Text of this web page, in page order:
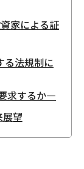
家による証
る法規制に
求するか—
望